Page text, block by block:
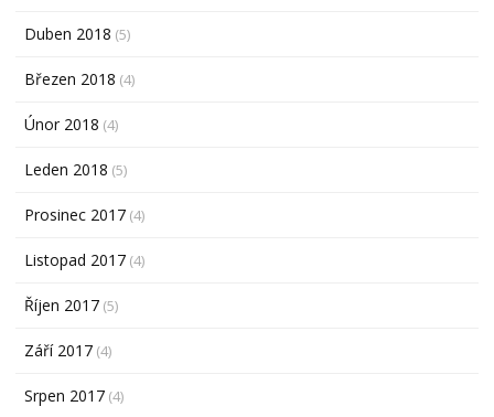
Duben 2018 (5)
Březen 2018 (4)
Únor 2018 (4)
Leden 2018 (5)
Prosinec 2017 (4)
Listopad 2017 (4)
Říjen 2017 (5)
Září 2017 (4)
Srpen 2017 (4)